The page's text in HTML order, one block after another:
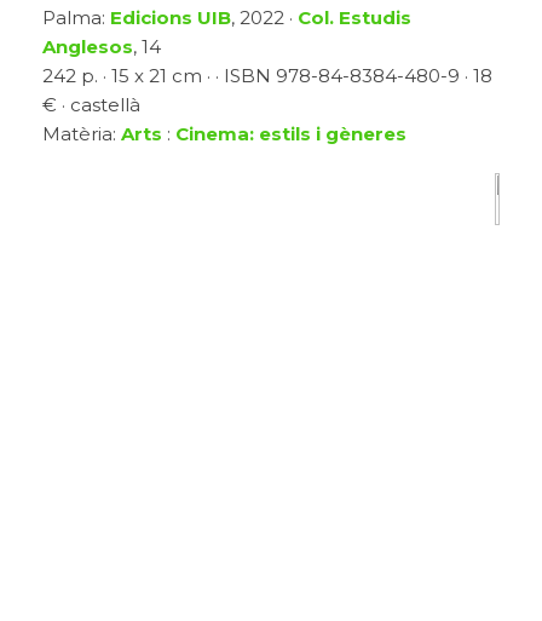
Palma: Edicions UIB, 2022 · Col. Estudis
Anglesos, 14
242 p. · 15 x 21 cm · · ISBN 978-84-8384-480-9 · 18
€ · castellà
Matèria: Arts : Cinema: estils i gèneres